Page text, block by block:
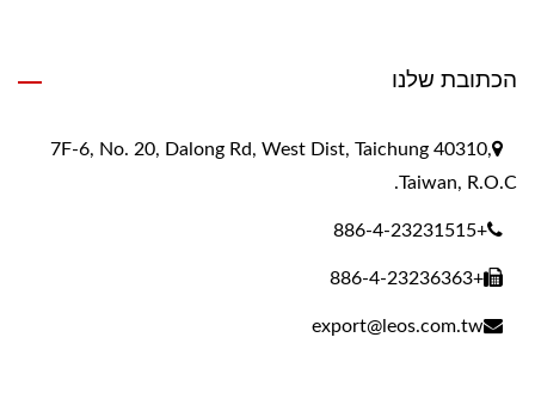
הכתובת שלנו
7F-6, No. 20, Dalong Rd, West Dist, Taichung 40310,
Taiwan, R.O.C.
+886-4-23231515
+886-4-23236363
export@leos.com.tw